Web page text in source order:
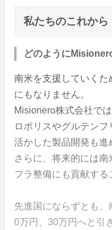
私たちのこれから
どのように
南米を支援していくた
にもなりません。
Misionero株式会社で
ロポリスやグルテン
活かした製品開発も進
さらに、将来的には
フラ整備にも貢献する
先進国にならずとも
0万円、30万円へと引